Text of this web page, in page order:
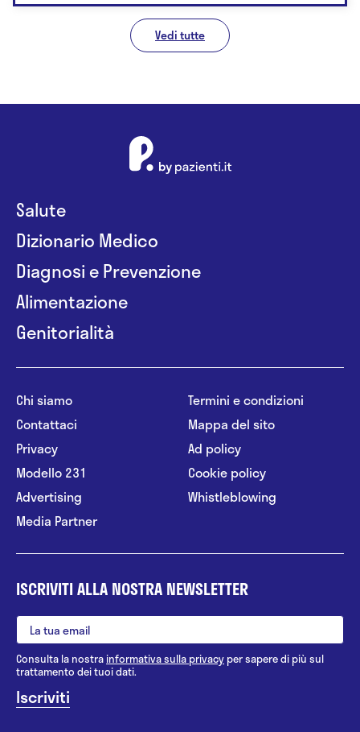
Vedi tutte
Salute
Dizionario Medico
Diagnosi e Prevenzione
Alimentazione
Genitorialità
Chi siamo
Contattaci
Privacy
Modello 231
Advertising
Media Partner
Termini e condizioni
Mappa del sito
Ad policy
Cookie policy
Whistleblowing
ISCRIVITI ALLA NOSTRA NEWSLETTER
Consulta la nostrainformativa sulla privacy per sapere di più sul
trattamento dei tuoi dati.